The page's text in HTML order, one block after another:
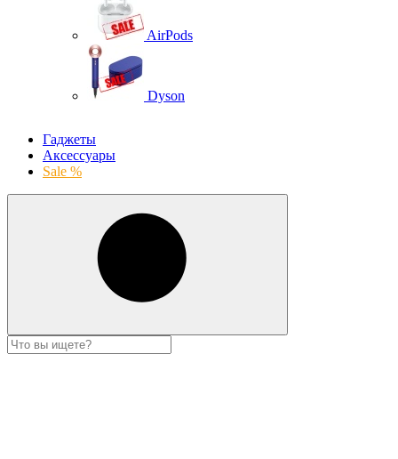
AirPods
Dyson
Гаджеты
Аксессуары
Sale %